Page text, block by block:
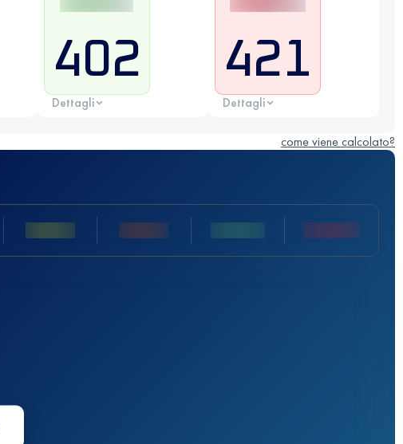
402
Dettagli
421
Dettagli
come viene calcolato?